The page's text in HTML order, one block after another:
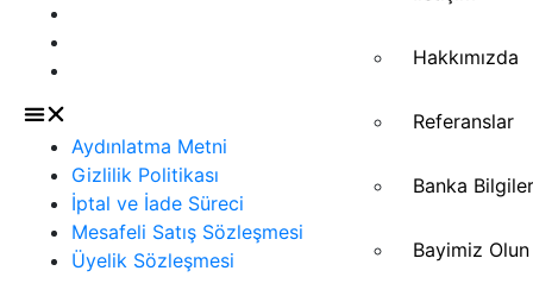
Hakkımızda
Referanslar
Banka
Bayimiz Olun
Aydınlatma Metni
Gizlilik Politikası
İptal ve İade Süreci
Mesafeli Satış Sözleşmesi
Üyelik Sözleşmesi